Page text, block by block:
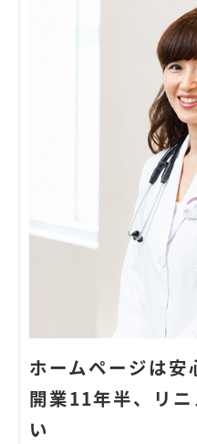
ホームページは安
開業11年半、リ
い